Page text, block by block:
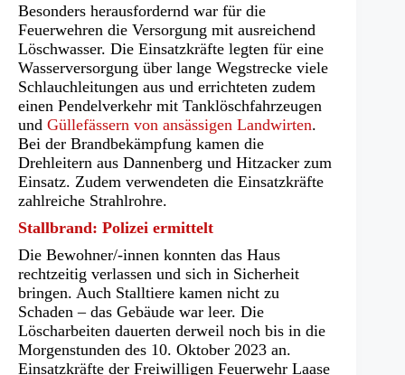
Besonders herausfordernd war für die
Feuerwehren die Versorgung mit ausreichend
Löschwasser. Die Einsatzkräfte legten für eine
Wasserversorgung über lange Wegstrecke viele
Schlauchleitungen aus und errichteten zudem
einen Pendelverkehr mit Tanklöschfahrzeugen
und Güllefässern von ansässigen Landwirten.
Bei der Brandbekämpfung kamen die
Drehleitern aus Dannenberg und Hitzacker zum
Einsatz. Zudem verwendeten die Einsatzkräfte
zahlreiche Strahlrohre.
Stallbrand: Polizei ermittelt
Die Bewohner/-innen konnten das Haus
rechtzeitig verlassen und sich in Sicherheit
bringen. Auch Stalltiere kamen nicht zu
Schaden – das Gebäude war leer. Die
Löscharbeiten dauerten derweil noch bis in die
Morgenstunden des 10. Oktober 2023 an.
Einsatzkräfte der Freiwilligen Feuerwehr Laase